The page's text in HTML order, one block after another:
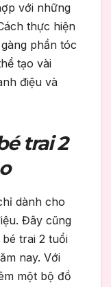
với những
thực hiện
phần tóc
tạo vài
điệu và
trai 2
dành cho
Đây cũng
trai 2 tuổi
nay. Với
một bộ đồ